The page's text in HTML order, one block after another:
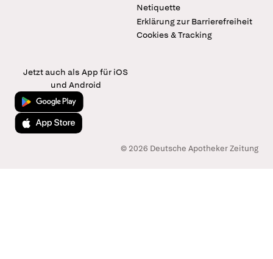
Netiquette
Erklärung zur Barrierefreiheit
Cookies & Tracking
Jetzt auch als App für iOS
und Android
Jetzt bei Google Play
Laden im App Store
© 2026 Deutsche Apotheker Zeitung